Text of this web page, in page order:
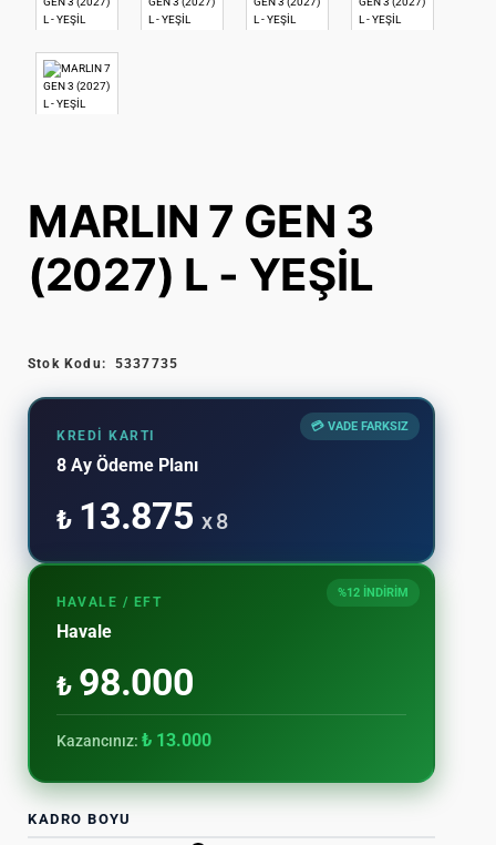
MARLIN 7 GEN 3
(2027) L - YEŞİL
Stok Kodu: 5337735
💳 VADE FARKSIZ
KREDI KARTI
8 Ay Ödeme Planı
₺13.875 x 8
%12 İNDİRİM
HAVALE / EFT
Havale
₺98.000
Kazancınız: ₺ 13.000
KADRO BOYU